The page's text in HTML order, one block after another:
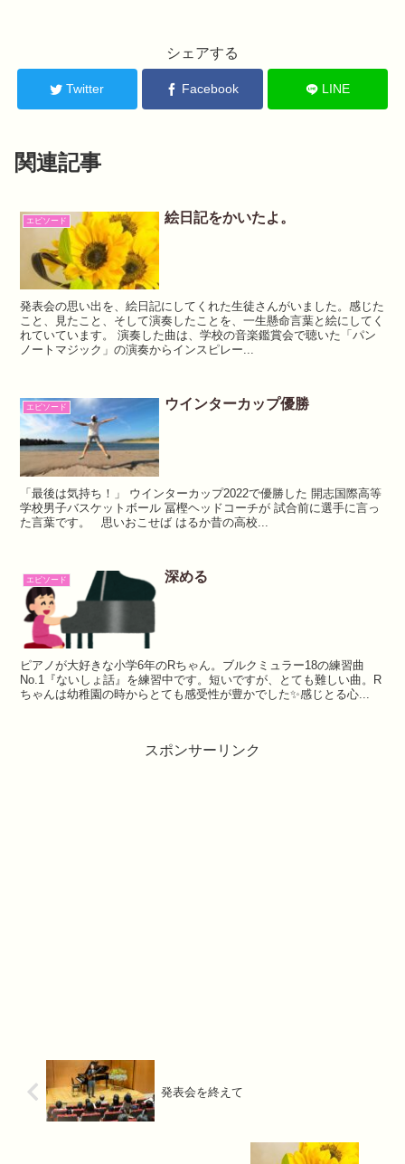
シェアする
Twitter Facebook LINE
関連記事
エピソード 絵日記をかいたよ。
発表会の思い出を、絵日記にしてくれた生徒さんがいました。感じた
こと、見たこと、そして演奏したことを、一生懸命言葉と絵にしてく
れていています。 演奏した曲は、学校の音楽鑑賞会で聴いた「パン
ノートマジック」の演奏からインスピレー...
エピソード ウインターカップ優勝
「最後は気持ち！」⁡ ⁡ウインターカップ2022で優勝した⁡ 開志国際高等
学校男子バスケットボール⁡ 冨樫ヘッドコーチが⁡ 試合前に選手に言っ
た言葉です。⁡ ⁡ ⁡ ⁡思いおこせば はるか昔の高校...
エピソード 深める
ピアノが大好きな⁡⁡小学6年のRちゃん。⁡⁡⁡ブルクミュラー18の練習曲
⁡No.1『ないしょ話』を練習中です。⁡⁡短いですが、とても難しい曲。⁡⁡⁡R
ちゃんは幼稚園の時から⁡⁡とても感受性が豊かでした✨⁡⁡⁡⁡感じとる心⁡⁡...
スポンサーリンク
発表会を終えて